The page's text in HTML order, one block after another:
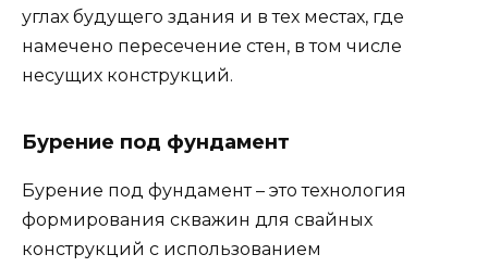
углах будущего здания и в тех местах, где
намечено пересечение стен, в том числе
несущих конструкций.
Бурение под фундамент
Бурение под фундамент – это технология
формирования скважин для свайных
конструкций с использованием